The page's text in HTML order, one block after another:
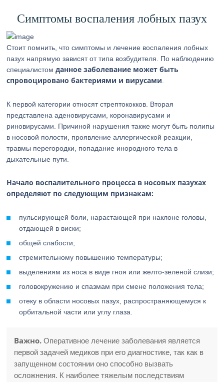
Симптомы воспаления лобных пазух
Стоит помнить, что симптомы и лечение воспаления лобных
пазух напрямую зависят от типа возбудителя. По наблюдению
специалистомданное заболевание может быть
спровоцировано бактериями и вирусами
К первой категории относят стрептококков. Вторая
представлена аденовирусами, коронавирусами и
риновирусами. Причиной нарушения также могут быть полипы
в носовой полости, проявление аллергической реакции,
травмы перегородки, попадание инородного тела в
дыхательные пути.
Начало воспалительного процесса в носовых пазухах
определяют по следующим признакам:
пульсирующей боли, нарастающей при наклоне головы,
отдающей в виски;
общей слабости;
стремительному повышению температуры;
выделениям из носа в виде гноя или желто-зеленой слизи;
головокружению и спазмам при смене положения тела;
отеку в области носовых пазух, распространяющемуся к
орбитальной части или углу глаза.
Важно. Оперативное лечение заболевания является
первой задачей медиков при его диагностике, так как в
запущенном состоянии оно способно вызвать
осложнения. К наиболее тяжелым последствиям